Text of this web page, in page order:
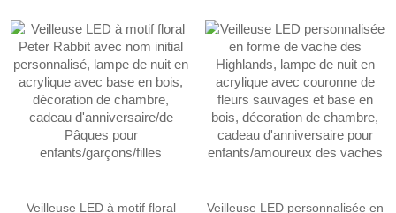
diplômes de la classe de 2025,
cadeau pour diplômés/étudiants
chambre/maison de Pâques,
cadeau d'anniversaire/de
Pâques pour grand-
mère/maman/enfants
Veilleuse LED à motif floral
Veilleuse LED personnalisée en